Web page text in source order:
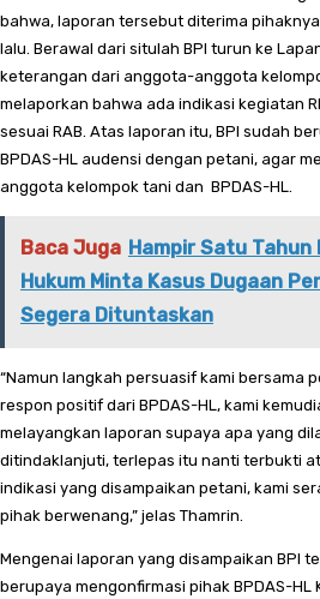
bahwa, laporan tersebut diterima
lalu. Berawal dari situlah BPI turun ke
keterangan dari anggota-anggota
melaporkan bahwa ada indikasi kegiatan
sesuai RAB. Atas laporan itu, BPI sudah
BPDAS-HL audensi dengan petani, agar
anggota kelompok tani dan BPDAS-HL.
Baca Juga Hampir Satu Tahun
Hukum Minta Kasus Dugaan
Segera Dituntaskan
“Namun langkah persuasif kami bersama
respon positif dari BPDAS-HL, kami
melayangkan laporan supaya apa yang
ditindaklanjuti, terlepas itu nanti terbukti
indikasi yang disampaikan petani, kami
pihak berwenang,” jelas Thamrin.
Mengenai laporan yang disampaikan BPI
berupaya mengonfirmasi pihak BPDAS-HL